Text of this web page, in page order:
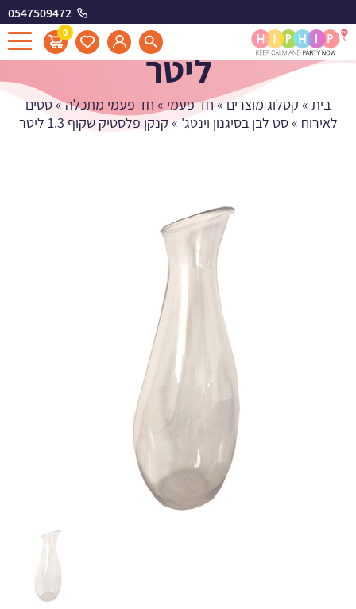
0547509472
0קנקן פלסטיק שקוף 1.3
ליטר
בית » קטלוג מוצרים »חד פעמי » חד פעמי מתכלה»סטים
לאירוח »סט לבן בסיגנון וינטג' » קנקן פלסטיק שקוף 1.3 ליטר